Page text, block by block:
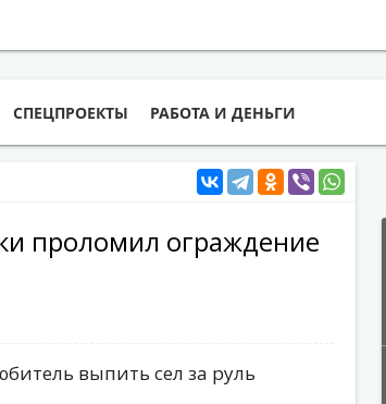
СПЕЦПРОЕКТЫ РАБОТА И ДЕНЬГИ
проломил ограждение
выпить сел за руль